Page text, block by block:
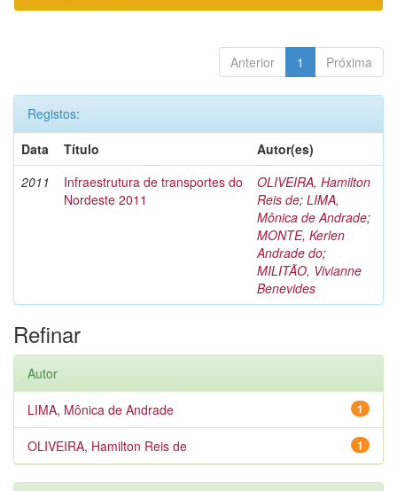
Anterior 1 Próxima
Registos:
Data
Título
Autor(es)
2011
Infraestrutura de transportes do
Nordeste 2011
OLIVEIRA, Hamilton
Reis de; LIMA,
Mônica de Andrade;
MONTE, Kerlen
Andrade do;
MILITÃO, Vivianne
Benevides
Refinar
Autor
1
LIMA, Mônica de Andrade
1
OLIVEIRA, Hamilton Reis de